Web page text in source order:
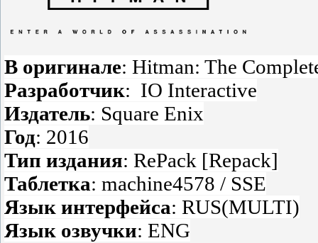
В оригинале: Hitman: The
Разработчик: IO Interactive
Издатель: Square Enix
Год: 2016
Тип издания: RePack [Repack]
Таблетка: machine4578 / SSE
Язык интерфейса: RUS(MULTI)
Язык озвучки: ENG